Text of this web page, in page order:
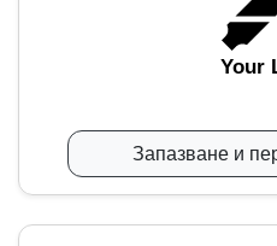
Your
Запазване и